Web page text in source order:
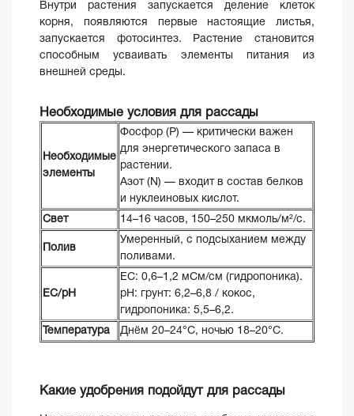
Внутри растения запускается деление клеток
корня, появляются первые настоящие листья,
запускается фотосинтез. Растение становится
способным усваивать элементы питания из
внешней среды.
Необходимые условия для рассады
Необходимые
элементы
Фосфор (P) — критически важен
для энергетического запаса в
растении.
Азот (N) — входит в состав белков
и нуклеиновых кислот.
Свет
14–16 часов, 150–250 мкмоль/м²/с.
Полив
Умеренный, с подсыханием между
поливами.
ЕС/pH
EC: 0,6–1,2 мСм/см (гидропоника).
pH: грунт: 6,2–6,8 / кокос,
гидропоника: 5,5–6,2.
Температура
Днём 20–24°C, ночью 18–20°C.
Какие удобрения подойдут для рассады